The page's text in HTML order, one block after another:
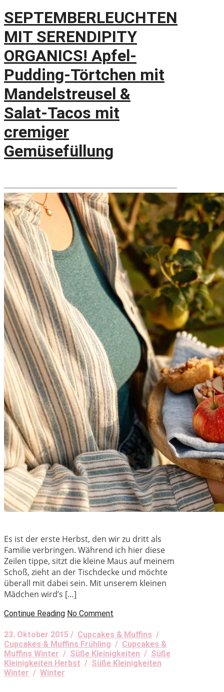
SEPTEMBERLEUCHTEN
MIT SERENDIPITY
ORGANICS! Apfel-
Pudding-Törtchen mit
Mandelstreusel &
Salat-Tacos mit
cremiger
Gemüsefüllung
Es ist der erste Herbst, den wir zu dritt als
Familie verbringen. Während ich hier diese
Zeilen tippe, sitzt die kleine Maus auf meinem
Schoß, zieht an der Tischdecke und möchte
überall mit dabei sein. Mit unserem kleinen
Mädchen wird’s […]
Continue Reading No Comment
23. Oktober 2015 / Cupcakes & Muffins /
Cupcakes & Muffins Frühling / Cupcakes &
Muffins Winter / Süße Kleinigkeiten / Süße
Kleinigkeiten Herbst / Süße Kleinigkeiten
Winter / Winter